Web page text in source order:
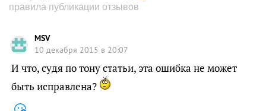
правила публикации отзывов
MSV
10 декабря 2015 в 20:07
И что, судя по тону статьи, эта ошибка не может
быть исправлена?